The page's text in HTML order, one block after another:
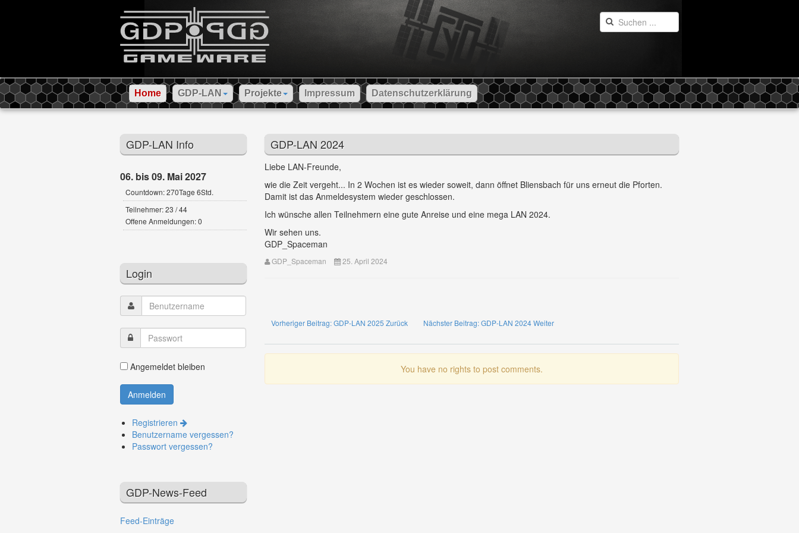
Home GDP-LAN Projekte Impressum Datenschutzerklärung
GDP-LAN 2024
Liebe LAN-Freunde,
wie die Zeit vergeht... In 2 Wochen ist es wieder soweit, dann öffnet Bliensbach für uns erneut die Pforten.
Damit ist das Anmeldesystem wieder geschlossen.
Ich wünsche allen Teilnehmern eine gute Anreise und eine mega LAN 2024.
Wir sehen uns.
GDP_Spaceman
GDP_Spaceman 25. April 2024
Vorheriger Beitrag: GDP-LAN 2025 Zurück Nächster Beitrag: GDP-LAN 2024Weiter
You have no rights to post comments.
GDP-LAN Info
06. bis 09. Mai 2027
Countdown: 270Tage 6Std.
Teilnehmer: 23 / 44
Offene Anmeldungen: 0
Login
Angemeldet bleiben
Registrieren
Benutzername vergessen?
Passwort vergessen?
GDP-News-Feed
Feed-Einträge